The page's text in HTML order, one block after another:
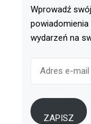
Wprowadź
wydarzeń na
ZAPISZ